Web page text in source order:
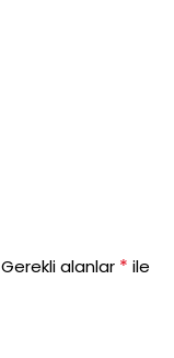
Gerekli alanlar * ile